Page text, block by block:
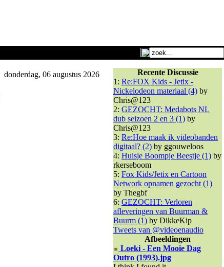
donderdag, 06 augustus 2026
Recente Discussie
1: Re:FOX Kids - Jetix -
Nickelodeon materiaal (4) by
Chris@123
2: GEZOCHT: Medabots NL
dub seizoen 2 en 3 (1) by
Chris@123
3: Re:Hoe maak ik videobanden
digitaal? (2) by ggouweloos
4: Huisje Boompje Beestje (1) by
rkerseboom
5: Fox Kids/Jetix en Cartoon
Network opnamen gezocht (1)
by Thegbf
6: GEZOCHT: Verloren
afleveringen van Buurman &
Buurm (1) by DikkeKip
Tweets van @videoenaudio
Afbeeldingen
Loeki - Een Mooie Dag
Outro (1993).jpg